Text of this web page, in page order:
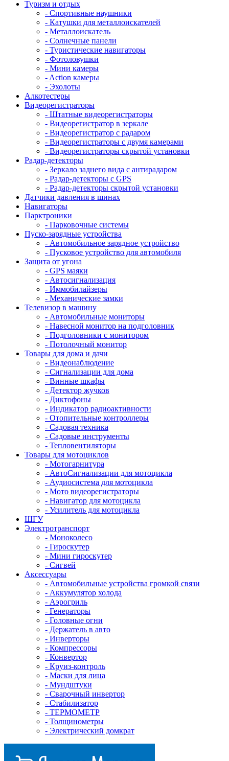
Туризм и отдых
- Cпортивные наушники
- Катушки для металлоискателей
- Металлоискатель
- Солнечные панели
- Туристические навигаторы
- Фотоловушки
- Мини камеры
- Action камеры
- Эхолоты
Алкотестеры
Видеорегистраторы
- Штатные видеорегистраторы
- Видеорегистратор в зеркале
- Видеорегистратор с радаром
- Видеорегистраторы с двумя камерами
- Видеорегистраторы скрытой установки
Радар-детекторы
- Зеркало заднего вида с антирадаром
- Радар-детекторы с GPS
- Радар-детекторы скрытой установки
Датчики давления в шинах
Навигаторы
Парктроники
- Парковочные системы
Пуско-зарядные устройства
- Автомобильное зарядное устройство
- Пусковое устройство для автомобиля
Защита от угона
- GPS маяки
- Автосигнализация
- Иммобилайзеры
- Механические замки
Телевизор в машину
- Автомобильные мониторы
- Навесной монитор на подголовник
- Подголовники с монитором
- Потолочный монитор
Товары для дома и дачи
- Видеонаблюдение
- Сигнализации для дома
- Винные шкафы
- Детектор жучков
- Диктофоны
- Индикатор радиоактивности
- Отопительные контроллеры
- Садовая техника
- Садовые инструменты
- Тепловентиляторы
Товары для мотоциклов
- Mотогарнитура
- АвтоСигнализации для мотоцикла
- Аудиосистема для мотоцикла
- Мото видеорегистраторы
- Навигатор для мотоцикла
- Усилитель для мотоцикла
ШГУ
Электротранспорт
- Mоноколесо
- Гироскутер
- Мини гироскутер
- Сигвей
Аксессуары
- Автомобильные устройства громкой связи
- Аккумулятор холода
- Аэрогриль
- Генераторы
- Головные огни
- Держатель в авто
- Инверторы
- Компрессоры
- Конвертор
- Круиз-контроль
- Маски для лица
- Мундштуки
- Сварочный инвертор
- Стабилизатор
- ТЕРМОМЕТР
- Толщинометры
- Электрический домкрат